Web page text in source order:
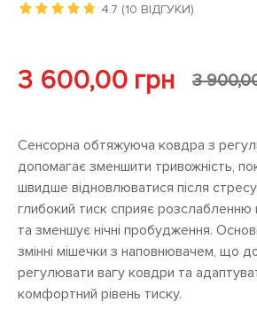
4.7 (10 ВІДГУКИ)
3 600,00 грн 3
Сенсорна обтяжуюча ковдра з
допомагає зменшити тривожність,
швидше відновлюватися після
глибокий тиск сприяє розслабленню
та зменшує нічні пробудження.
змінні мішечки з наповнювачем, що
регулювати вагу ковдри та
комфортний рівень тиску.